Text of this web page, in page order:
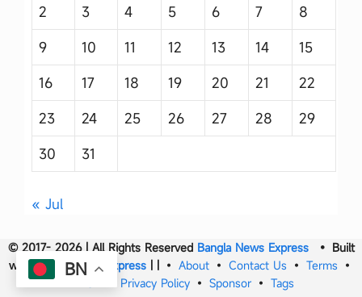
2
3 4 5 6 7
8
9
10 11 12 13 14
15
16
17 18 19 20 21
22
23
24 25 26 27 28
29
30
31
« Jul
© 2017- 2026 | All Rights Reserved Bangla News Express• Built
withBangla News Express | | • About • Contact Us • Terms •
Privacy Policy • Sponsor • Tags
BN